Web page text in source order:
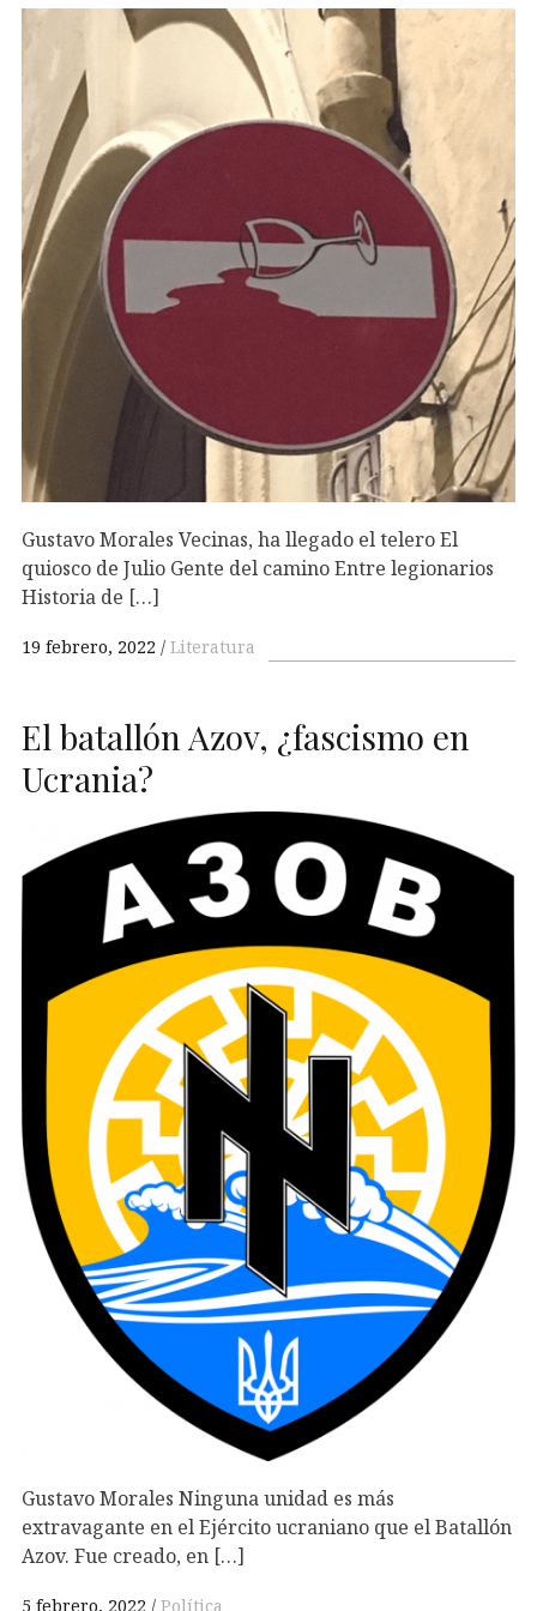
Gustavo Morales Vecinas, ha llegado el telero El
quiosco de Julio Gente del camino Entre legionarios
Historia de […]
19 febrero, 2022 Literatura
El batallón Azov, ¿fascismo en
Ucrania?
Gustavo Morales Ninguna unidad es más
extravagante en el Ejército ucraniano que el Batallón
Azov. Fue creado, en […]
5 febrero, 2022 Política